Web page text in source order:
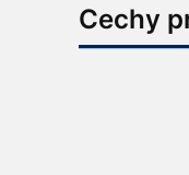
Cechy